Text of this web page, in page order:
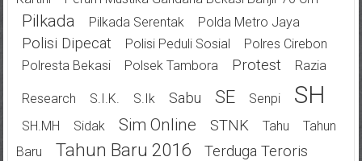
Pilkada Pilkada Serentak Polda Metro Jaya
Polisi Dipecat Polisi Peduli Sosial
Polres Cirebon
Polresta Bekasi
Polsek Tambora Protest Razia
Research S.I.K. S.Ik Sabu SE Senpi SH
SH.MH Sidak Sim Online STNK Tahu
Tahun
Baru
Tahun Baru 2016
Terduga Teroris